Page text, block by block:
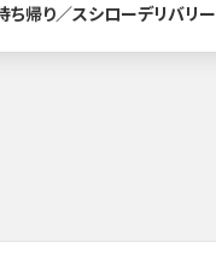
ち帰り／スシローデリバリー